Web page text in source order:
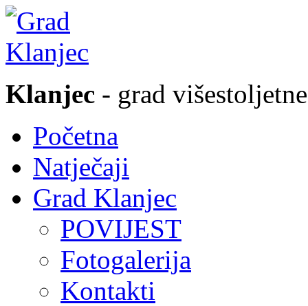
Klanjec - grad
Početna
Natječaji
Grad Klanjec
POVIJEST
Fotogalerija
Kontakti